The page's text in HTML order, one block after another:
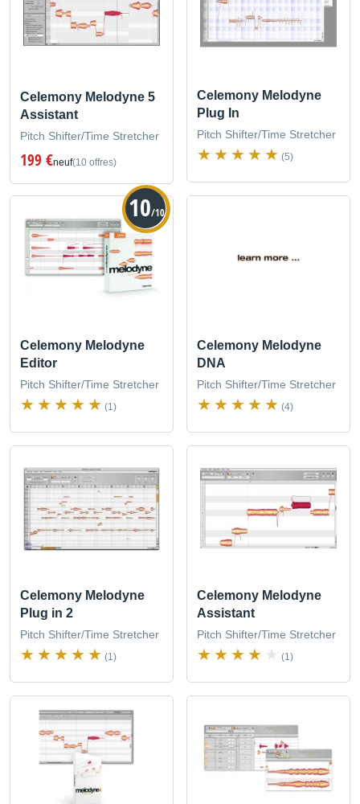
Celemony Melodyne 5
Assistant
Pitch Shifter/Time Stretcher
199 €neuf(10 offres)
Celemony Melodyne
Plug In
Pitch Shifter/Time Stretcher
(5)
10/10
Celemony Melodyne
Editor
Pitch Shifter/Time Stretcher
(1)
Celemony Melodyne
DNA
Pitch Shifter/Time Stretcher
(4)
Celemony Melodyne
Plug in 2
Pitch Shifter/Time Stretcher
(1)
Celemony Melodyne
Assistant
Pitch Shifter/Time Stretcher
(1)